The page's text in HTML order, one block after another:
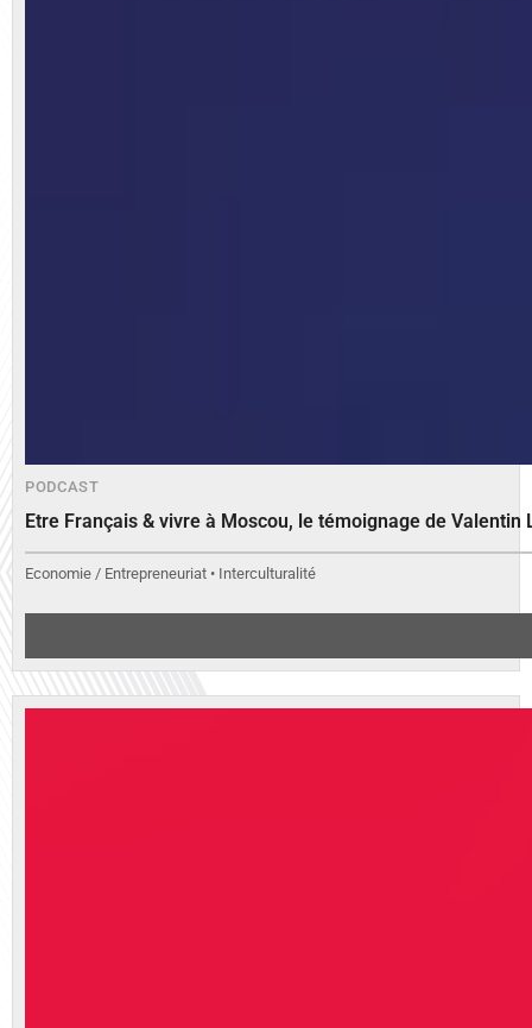
PODCAST
Etre Français & vivre à Moscou, le témoignage de Valentin
Economie / Entrepreneuriat • Interculturalité